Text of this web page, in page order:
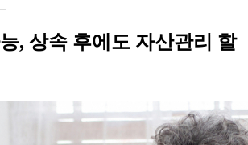
, 상속 후에도 자산관리 할